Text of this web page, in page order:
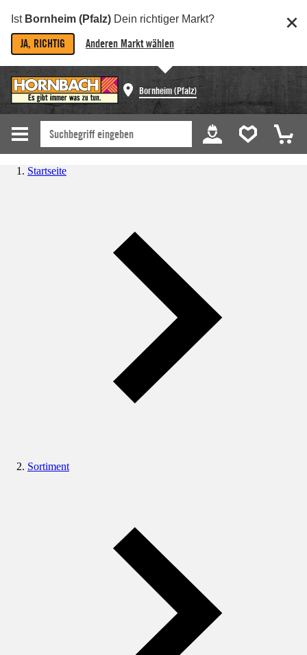
Ist Bornheim (Pfalz) Dein richtiger Markt?
JA, RICHTIG Anderen Markt wählen
Bornheim (Pfalz)
Startseite
Sortiment